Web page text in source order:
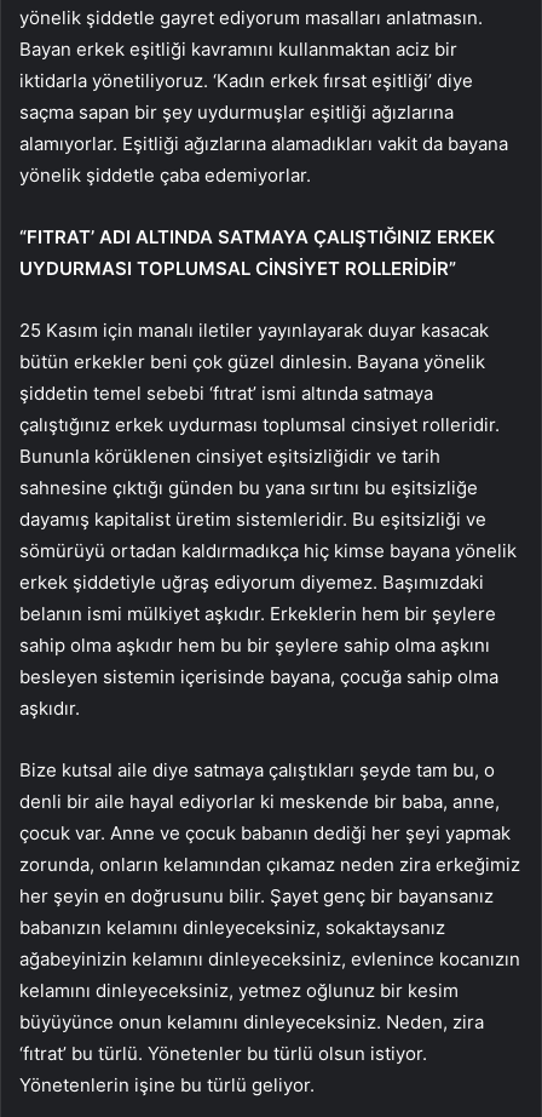
yönelik şiddetle gayret ediyorum masalları anlatmasın.
Bayan erkek eşitliği kavramını kullanmaktan aciz bir
iktidarla yönetiliyoruz. ‘Kadın erkek fırsat eşitliği’ diye
saçma sapan bir şey uydurmuşlar eşitliği ağızlarına
alamıyorlar. Eşitliği ağızlarına alamadıkları vakit da bayana
yönelik şiddetle çaba edemiyorlar.
“FITRAT’ ADI ALTINDA SATMAYA ÇALIŞTIĞINIZ ERKEK
UYDURMASI TOPLUMSAL CİNSİYET ROLLERİDİR”
25 Kasım için manalı iletiler yayınlayarak duyar kasacak
bütün erkekler beni çok güzel dinlesin. Bayana yönelik
şiddetin temel sebebi ‘fıtrat’ ismi altında satmaya
çalıştığınız erkek uydurması toplumsal cinsiyet rolleridir.
Bununla körüklenen cinsiyet eşitsizliğidir ve tarih
sahnesine çıktığı günden bu yana sırtını bu eşitsizliğe
dayamış kapitalist üretim sistemleridir. Bu eşitsizliği ve
sömürüyü ortadan kaldırmadıkça hiç kimse bayana yönelik
erkek şiddetiyle uğraş ediyorum diyemez. Başımızdaki
belanın ismi mülkiyet aşkıdır. Erkeklerin hem bir şeylere
sahip olma aşkıdır hem bu bir şeylere sahip olma aşkını
besleyen sistemin içerisinde bayana, çocuğa sahip olma
aşkıdır.
Bize kutsal aile diye satmaya çalıştıkları şeyde tam bu, o
denli bir aile hayal ediyorlar ki meskende bir baba, anne,
çocuk var. Anne ve çocuk babanın dediği her şeyi yapmak
zorunda, onların kelamından çıkamaz neden zira erkeğimiz
her şeyin en doğrusunu bilir. Şayet genç bir bayansanız
babanızın kelamını dinleyeceksiniz, sokaktaysanız
ağabeyinizin kelamını dinleyeceksiniz, evlenince kocanızın
kelamını dinleyeceksiniz, yetmez oğlunuz bir kesim
büyüyünce onun kelamını dinleyeceksiniz. Neden, zira
‘fıtrat’ bu türlü. Yönetenler bu türlü olsun istiyor.
Yönetenlerin işine bu türlü geliyor.